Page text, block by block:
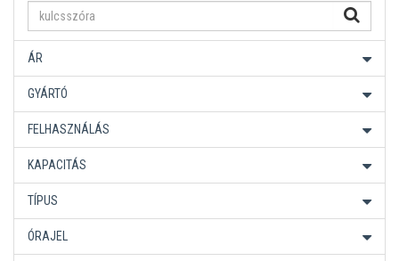
ÁR
GYÁRTÓ
FELHASZNÁLÁS
KAPACITÁS
TÍPUS
ÓRAJEL